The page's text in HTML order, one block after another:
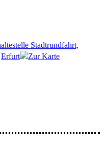
Stadtrundfahrt,
Erfurt
Zur Karte